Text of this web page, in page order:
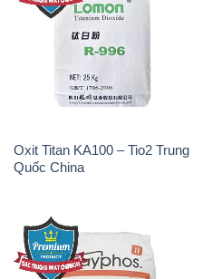
Oxit Titan KA100 – Tio2 Trung
Quốc China